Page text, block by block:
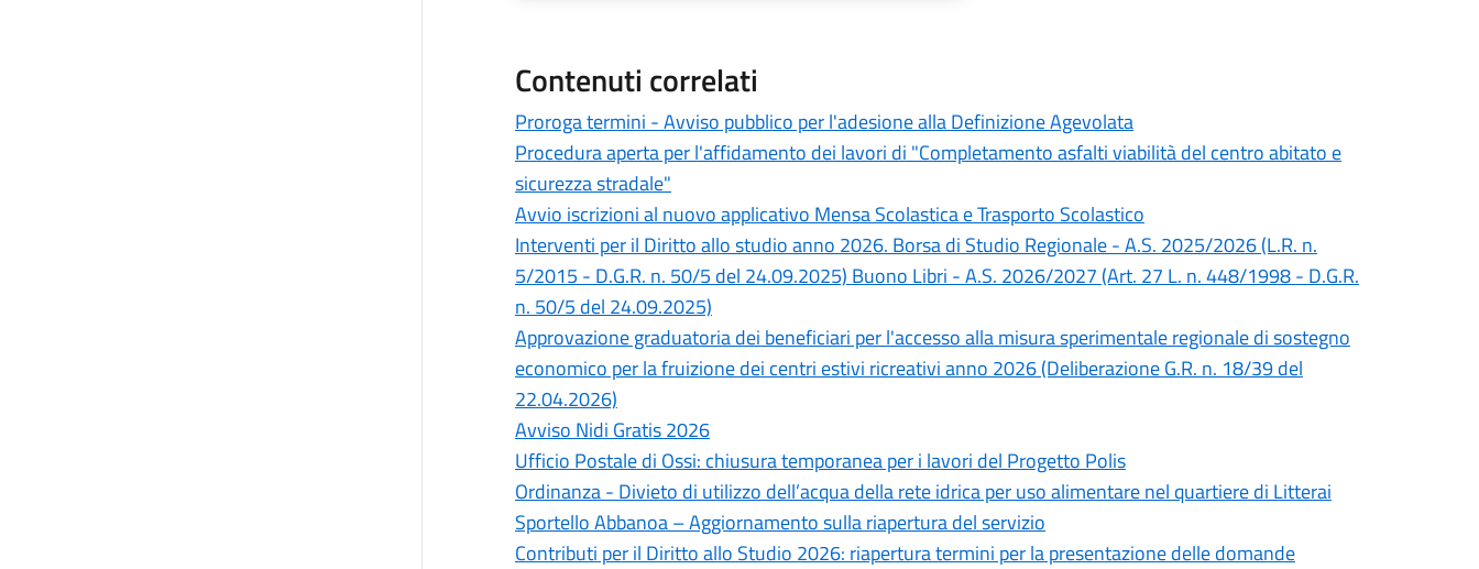
Contenuti correlati
Proroga termini - Avviso pubblico per l'adesione alla Definizione Agevolata
Procedura aperta per l'affidamento dei lavori di "Completamento asfalti viabilità del centro abitato e
sicurezza stradale"
Avvio iscrizioni al nuovo applicativo Mensa Scolastica e Trasporto Scolastico
Interventi per il Diritto allo studio anno 2026. Borsa di Studio Regionale - A.S. 2025/2026 (L.R. n.
5/2015 - D.G.R. n. 50/5 del 24.09.2025) Buono Libri - A.S. 2026/2027 (Art. 27 L. n. 448/1998 - D.G.R.
n. 50/5 del 24.09.2025)
Approvazione graduatoria dei beneficiari per l'accesso alla misura sperimentale regionale di sostegno
economico per la fruizione dei centri estivi ricreativi anno 2026 (Deliberazione G.R. n. 18/39 del
22.04.2026)
Avviso Nidi Gratis 2026
Ufficio Postale di Ossi: chiusura temporanea per i lavori del Progetto Polis
Ordinanza - Divieto di utilizzo dell’acqua della rete idrica per uso alimentare nel quartiere di Litterai
Sportello Abbanoa – Aggiornamento sulla riapertura del servizio
Contributi per il Diritto allo Studio 2026: riapertura termini per la presentazione delle domande